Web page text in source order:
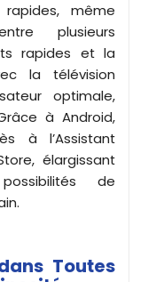
même
plusieurs
rapides et la
la télévision
optimale,
à Android,
à l’Assistant
élargissant
de
Toutes